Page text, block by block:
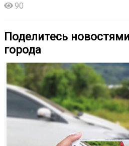
90
Поделитесь
города